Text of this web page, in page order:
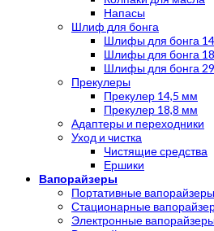
Напасы
Шлиф для бонга
Шлифы для бонга
Шлифы для бонга
Шлифы для бонга
Прекулеры
Прекулер 14,5 мм
Прекулер 18,8 мм
Адаптеры и переходники
Уход и чистка
Чистящие средства
Ершики
Вапорайзеры
Портативные вапорайзеры
Стационарные
Электронные